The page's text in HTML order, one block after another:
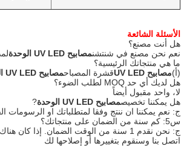
الأسئلة الشائعة
هل أنت مصنع؟
نعم نحن مصنع في شنتشنمصابيح UV LED الوحدة
ما هي منتجاتك الرئيسية؟
(أ)مصابيح UV LED قشرة المصباحمصابيح UV LED
هل لديك أي حد MOQ لطلب الضوء؟
لا، واحد مقبول أيضاً
هل يمكننا تخصيصمصابيح UV LED الوحدة?
ج: نعم يمكننا ان ننتج وفقا لمتطلباتك او الرسومات
س5: كم سنة من الضمان على منتجاتك؟
ج: نحن نقدم 1 سنة من الوقت الضمان. إذا كان هناك أي مشكلة خلال فترة الضمان، يرجى
اتصل بنا وسنقوم بتغييرها أو إصلاحها لك